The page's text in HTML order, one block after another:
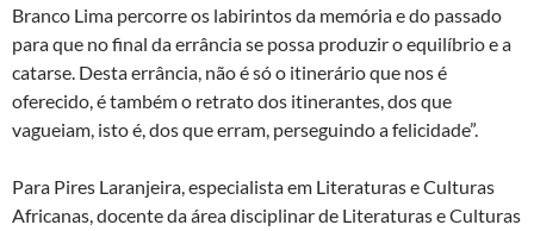
Branco Lima percorre os labirintos da memória e do passado
para que no final da errância se possa produzir o equilíbrio e a
catarse. Desta errância, não é só o itinerário que nos é
oferecido, é também o retrato dos itinerantes, dos que
vagueiam, isto é, dos que erram, perseguindo a felicidade”.
Para Pires Laranjeira, especialista em Literaturas e Culturas
Africanas, docente da área disciplinar de Literaturas e Culturas